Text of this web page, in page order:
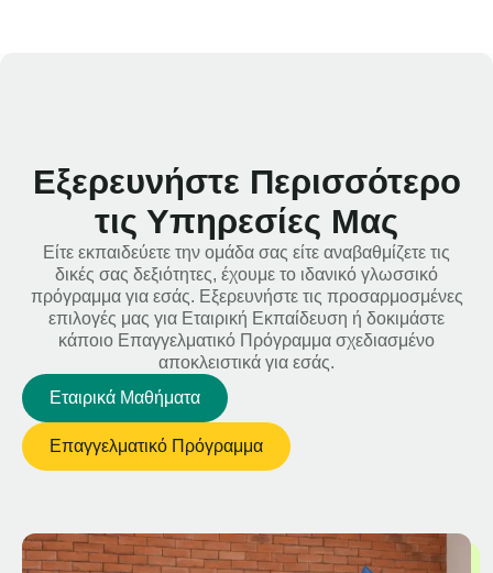
Εξερευνήστε Περισσότερο
τις Υπηρεσίες Μας
Είτε εκπαιδεύετε την ομάδα σας είτε αναβαθμίζετε τις
δικές σας δεξιότητες, έχουμε το ιδανικό γλωσσικό
πρόγραμμα για εσάς. Εξερευνήστε τις προσαρμοσμένες
επιλογές μας για Εταιρική Εκπαίδευση ή δοκιμάστε
κάποιο Επαγγελματικό Πρόγραμμα σχεδιασμένο
αποκλειστικά για εσάς.
Εταιρικά Μαθήματα
Επαγγελματικό Πρόγραμμα